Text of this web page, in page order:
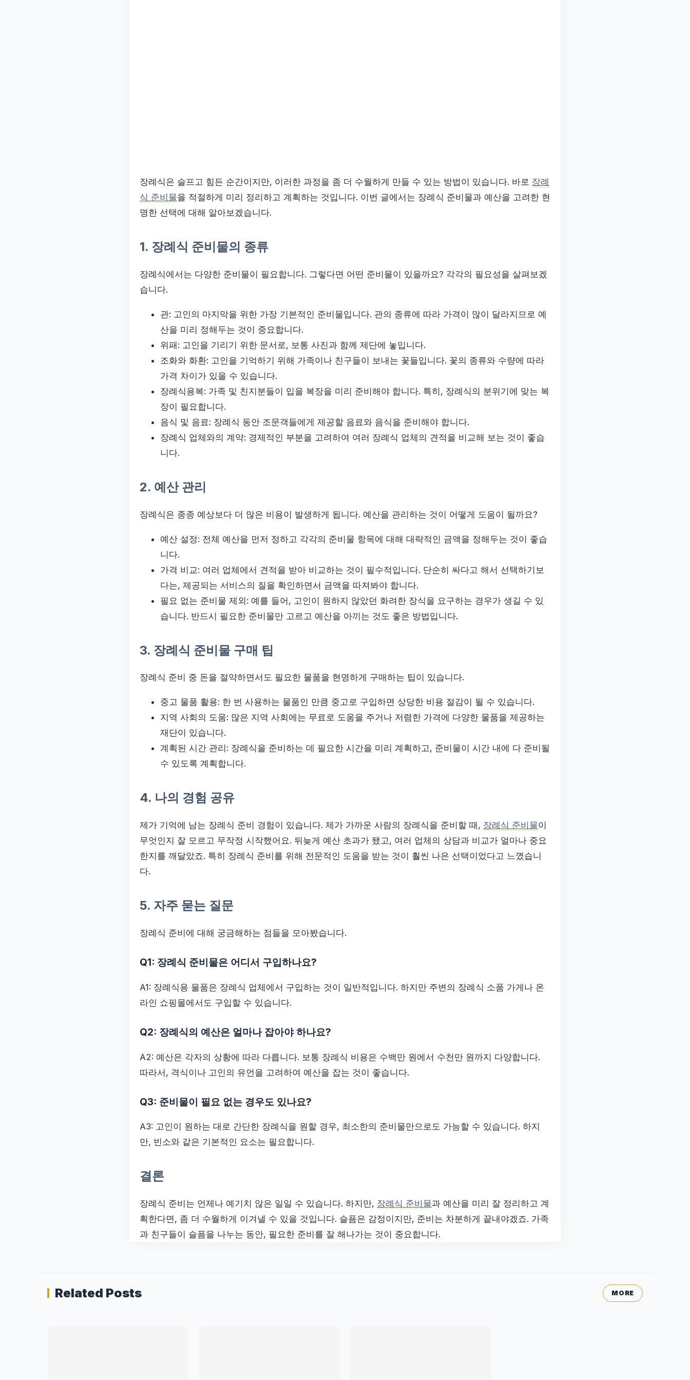
장례식은 슬프고 힘든 순간이지만, 이러한 과정을 좀 더 수월하게 만들 수 있는 방법이 있습니다. 바로 장례
식 준비물을 적절하게 미리 정리하고 계획하는 것입니다. 이번 글에서는 장례식 준비물과 예산을 고려한 현
명한 선택에 대해 알아보겠습니다.
1. 장례식 준비물의 종류
장례식에서는 다양한 준비물이 필요합니다. 그렇다면 어떤 준비물이 있을까요? 각각의 필요성을 살펴보겠
습니다.
관: 고인의 마지막을 위한 가장 기본적인 준비물입니다. 관의 종류에 따라 가격이 많이 달라지므로 예
산을 미리 정해두는 것이 중요합니다.
위패: 고인을 기리기 위한 문서로, 보통 사진과 함께 제단에 놓입니다.
조화와 화환: 고인을 기억하기 위해 가족이나 친구들이 보내는 꽃들입니다. 꽃의 종류와 수량에 따라
가격 차이가 있을 수 있습니다.
장례식용복: 가족 및 친지분들이 입을 복장을 미리 준비해야 합니다. 특히, 장례식의 분위기에 맞는 복
장이 필요합니다.
음식 및 음료: 장례식 동안 조문객들에게 제공할 음료와 음식을 준비해야 합니다.
장례식 업체와의 계약: 경제적인 부분을 고려하여 여러 장례식 업체의 견적을 비교해 보는 것이 좋습
니다.
2. 예산 관리
장례식은 종종 예상보다 더 많은 비용이 발생하게 됩니다. 예산을 관리하는 것이 어떻게 도움이 될까요?
예산 설정: 전체 예산을 먼저 정하고 각각의 준비물 항목에 대해 대략적인 금액을 정해두는 것이 좋습
니다.
가격 비교: 여러 업체에서 견적을 받아 비교하는 것이 필수적입니다. 단순히 싸다고 해서 선택하기보
다는, 제공되는 서비스의 질을 확인하면서 금액을 따져봐야 합니다.
필요 없는 준비물 제외: 예를 들어, 고인이 원하지 않았던 화려한 장식을 요구하는 경우가 생길 수 있
습니다. 반드시 필요한 준비물만 고르고 예산을 아끼는 것도 좋은 방법입니다.
3. 장례식 준비물 구매 팁
장례식 준비 중 돈을 절약하면서도 필요한 물품을 현명하게 구매하는 팁이 있습니다.
중고 물품 활용: 한 번 사용하는 물품인 만큼 중고로 구입하면 상당한 비용 절감이 될 수 있습니다.
지역 사회의 도움: 많은 지역 사회에는 무료로 도움을 주거나 저렴한 가격에 다양한 물품을 제공하는
재단이 있습니다.
계획된 시간 관리: 장례식을 준비하는 데 필요한 시간을 미리 계획하고, 준비물이 시간 내에 다 준비될
수 있도록 계획합니다.
4. 나의 경험 공유
제가 기억에 남는 장례식 준비 경험이 있습니다. 제가 가까운 사람의 장례식을 준비할 때, 장례식 준비물이
무엇인지 잘 모르고 무작정 시작했어요. 뒤늦게 예산 초과가 됐고, 여러 업체의 상담과 비교가 얼마나 중요
한지를 깨달았죠. 특히 장례식 준비를 위해 전문적인 도움을 받는 것이 훨씬 나은 선택이었다고 느꼈습니
다.
5. 자주 묻는 질문
장례식 준비에 대해 궁금해하는 점들을 모아봤습니다.
Q1: 장례식 준비물은 어디서 구입하나요?
A1: 장례식용 물품은 장례식 업체에서 구입하는 것이 일반적입니다. 하지만 주변의 장례식 소품 가게나 온
라인 쇼핑몰에서도 구입할 수 있습니다.
Q2: 장례식의 예산은 얼마나 잡아야 하나요?
A2: 예산은 각자의 상황에 따라 다릅니다. 보통 장례식 비용은 수백만 원에서 수천만 원까지 다양합니다.
따라서, 격식이나 고인의 유언을 고려하여 예산을 잡는 것이 좋습니다.
Q3: 준비물이 필요 없는 경우도 있나요?
A3: 고인이 원하는 대로 간단한 장례식을 원할 경우, 최소한의 준비물만으로도 가능할 수 있습니다. 하지
만, 빈소와 같은 기본적인 요소는 필요합니다.
결론
장례식 준비는 언제나 예기치 않은 일일 수 있습니다. 하지만, 장례식 준비물과 예산을 미리 잘 정리하고 계
획한다면, 좀 더 수월하게 이겨낼 수 있을 것입니다. 슬픔은 감정이지만, 준비는 차분하게 끝내야겠죠. 가족
과 친구들이 슬픔을 나누는 동안, 필요한 준비를 잘 해나가는 것이 중요합니다.
Related Posts MORE